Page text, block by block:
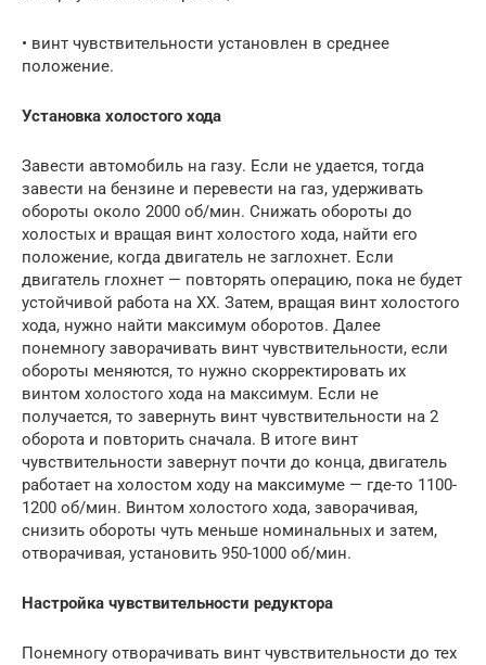
• винт чувствительности установлен в среднее
положение.
Установка холостого хода
Завести автомобиль на газу. Если не удается, тогда
завести на бензине и перевести на газ, удерживать
обороты около 2000 об/мин. Снижать обороты до
холостых и вращая винт холостого хода, найти его
положение, когда двигатель не заглохнет. Если
двигатель глохнет — повторять операцию, пока не будет
устойчивой работа на ХХ. Затем, вращая винт холостого
хода, нужно найти максимум оборотов. Далее
понемногу заворачивать винт чувствительности, если
обороты меняются, то нужно скорректировать их
винтом холостого хода на максимум. Если не
получается, то завернуть винт чувствительности на 2
оборота и повторить сначала. В итоге винт
чувствительности завернут почти до конца, двигатель
работает на холостом ходу на максимуме — где-то 1100-
1200 об/мин. Винтом холостого хода, заворачивая,
снизить обороты чуть меньше номинальных и затем,
отворачивая, установить 950-1000 об/мин.
Настройка чувствительности редуктора
Понемногу отворачивать винт чувствительности до тех